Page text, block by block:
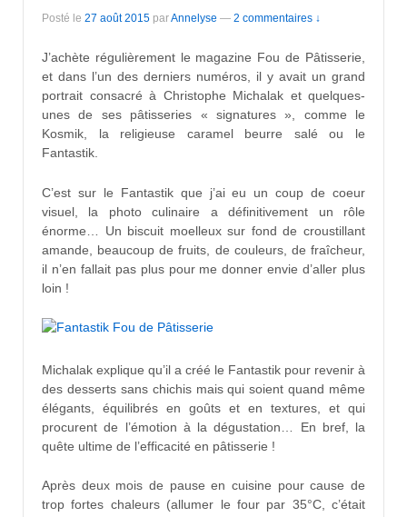
Posté le 27 août 2015 parAnnelyse — 2 commentaires ↓
J’achète régulièrement le magazine Fou de Pâtisserie,
et dans l’un des derniers numéros, il y avait un grand
portrait consacré à Christophe Michalak et quelques-
unes de ses pâtisseries « signatures », comme le
Kosmik, la religieuse caramel beurre salé ou le
Fantastik.
C’est sur le Fantastik que j’ai eu un coup de coeur
visuel, la photo culinaire a définitivement un rôle
énorme… Un biscuit moelleux sur fond de croustillant
amande, beaucoup de fruits, de couleurs, de fraîcheur,
il n’en fallait pas plus pour me donner envie d’aller plus
loin !
Michalak explique qu’il a créé le Fantastik pour revenir à
des desserts sans chichis mais qui soient quand même
élégants, équilibrés en goûts et en textures, et qui
procurent de l’émotion à la dégustation… En bref, la
quête ultime de l’efficacité en pâtisserie !
Après deux mois de pause en cuisine pour cause de
trop fortes chaleurs (allumer le four par 35°C, c’était